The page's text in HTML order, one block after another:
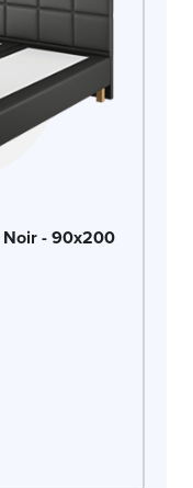
Noir - 90x200